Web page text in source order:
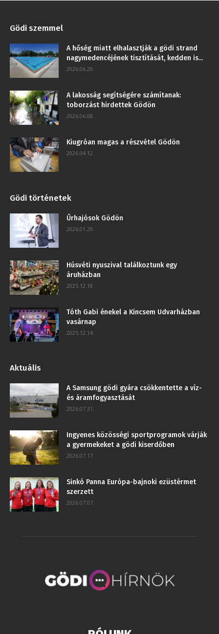
Gödi szemmel
A hőség miatt elhalasztják a gödi strand
nagymedencéjének tisztítását, kedden is...
2026.06.29.
A lakosság segítségére számítanak:
toborzást hirdettek Gödön
2026.06.08.
Kiugróan magas a részvétel Gödön
2026.04.12.
Gödi történetek
Űrhajósok Gödön
2026.01.29.
Húsvéti nyuszival találkoztunk egy
áruházban
2025.12.18.
Tóth Gabi énekel a Kincsem Udvarházban
vasárnap
2025.12.14.
Aktuális
A Samsung gödi gyára csökkentette a víz-
és áramfogyasztását
2026.07.31.
Ingyenes közösségi sportprogramok várják
a gyermekeket a gödi kiserdőben
2026.07.17.
Sinkó Panna Európa-bajnoki ezüstérmet
szerzett
2026.07.07.